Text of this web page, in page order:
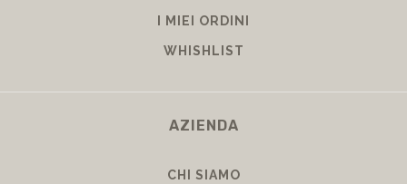
I MIEI ORDINI
WHISHLIST
AZIENDA
CHI SIAMO